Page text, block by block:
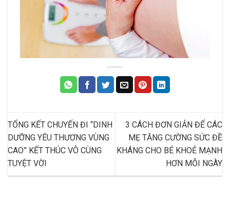
TỔNG KẾT CHUYẾN ĐI “DINH
DƯỠNG YÊU THƯƠNG VÙNG
CAO” KẾT THÚC VÔ CÙNG
TUYỆT VỜI
3 CÁCH ĐƠN GIẢN ĐỂ CÁC
MẸ TĂNG CƯỜNG SỨC ĐỀ
KHÁNG CHO BÉ KHOẺ MẠNH
HƠN MỖI NGÀY